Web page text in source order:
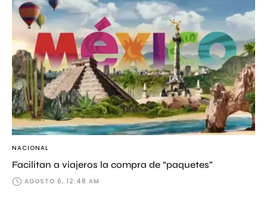
NACIONAL
Facilitan a viajeros la compra de “paquetes”
AGOSTO 6, 12:48 AM